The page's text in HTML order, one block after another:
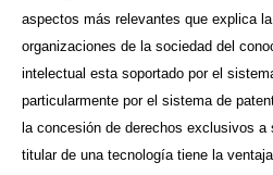
aspectos más relevantes que explica
organizaciones de la sociedad del
intelectual esta soportado por el
particularmente por el sistema de
la concesión de derechos exclusivos a
titular de una tecnología tiene la